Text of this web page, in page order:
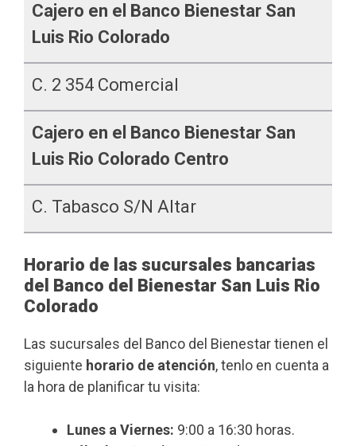
Cajero en el Banco Bienestar San
Luis Rio Colorado
C. 2 354 Comercial
Cajero en el Banco Bienestar San
Luis Rio Colorado Centro
C. Tabasco S/n Altar
Horario de las sucursales bancarias
del Banco del Bienestar San Luis Rio
Colorado
Las sucursales del Banco del Bienestar tienen el
siguiente horario de atención, tenlo en cuenta a
la hora de planificar tu visita:
Lunes a Viernes: 9:00 a 16:30 horas.